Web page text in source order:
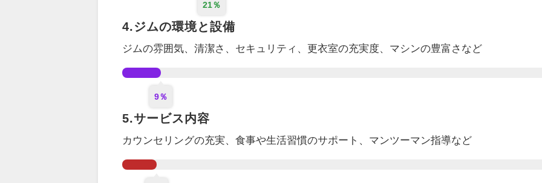
21％
4.ジムの環境と設備
ジムの雰囲気、清潔さ、セキュリティ、更衣室の充実度 、マシンの豊富さなど
9％
5.サービス内容
カウンセリングの充実 、食事や生活習慣のサポート 、マンツーマン指導など